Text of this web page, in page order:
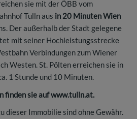
sie mit der ÖBB vom
Tulln aus in 20 Minuten Wien
Der außerhalb der Stadt gelegene
mit seiner Hochleistungsstrecke
Verbindungen zum Wiener
Westen. St. Pölten erreichen sie in
1 Stunde und 10 Minuten.
finden sie auf www.tulln.at.
dieser Immobilie sind ohne Gewähr.